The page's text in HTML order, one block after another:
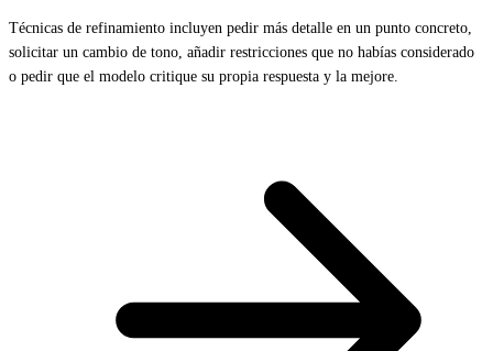
Técnicas de refinamiento incluyen pedir más detalle en un punto concreto,
solicitar un cambio de tono, añadir restricciones que no habías considerado
o pedir que el modelo critique su propia respuesta y la mejore.